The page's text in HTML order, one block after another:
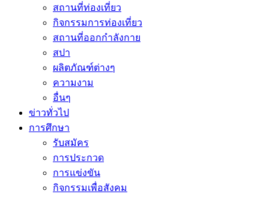
สถานที่ท่องเที่ยว
กิจกรรมการท่องเที่ยว
สถานที่ออกกำลังกาย
สปา
ผลิตภัณฑ์ต่างๆ
ความงาม
อื่นๆ
ข่าวทั่วไป
การศึกษา
รับสมัคร
การประกวด
การแข่งขัน
กิจกรรมเพื่อสังคม